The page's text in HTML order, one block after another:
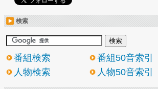
検索
番組検索
番組50音索引
人物検索
人物50音索引